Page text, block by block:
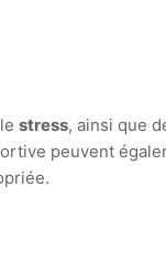
lestress, ainsi que
peuvent